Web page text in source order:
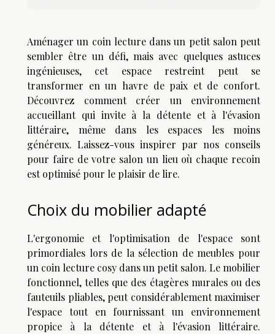
Aménager un coin lecture dans un petit salon peut
sembler être un défi, mais avec quelques astuces
ingénieuses, cet espace restreint peut se
transformer en un havre de paix et de confort.
Découvrez comment créer un environnement
accueillant qui invite à la détente et à l'évasion
littéraire, même dans les espaces les moins
généreux. Laissez-vous inspirer par nos conseils
pour faire de votre salon un lieu où chaque recoin
est optimisé pour le plaisir de lire.
Choix du mobilier adapté
L'ergonomie et l'optimisation de l'espace sont
primordiales lors de la sélection de meubles pour
un coin lecture cosy dans un petit salon. Le mobilier
fonctionnel, telles que des étagères murales ou des
fauteuils pliables, peut considérablement maximiser
l'espace tout en fournissant un environnement
propice à la détente et à l'évasion littéraire.